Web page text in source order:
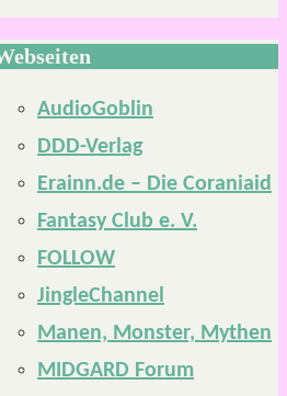
AudioGoblin
DDD-Verlag
Erainn.de – Die Coraniaid
Fantasy Club e. V.
FOLLOW
JingleChannel
Manen, Monster, Mythen
MIDGARD Forum